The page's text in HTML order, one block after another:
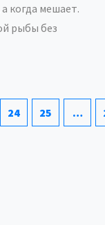
когда мешает.
рыбы без
24 25 …